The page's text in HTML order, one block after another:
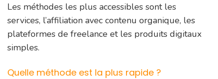
Les méthodes les plus accessibles sont les
services, l’affiliation avec contenu organique, les
plateformes de freelance et les produits digitaux
simples.
Quelle méthode est la plus rapide ?